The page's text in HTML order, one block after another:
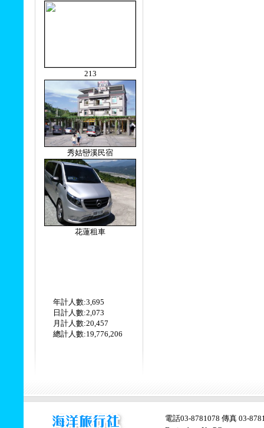
213
秀姑巒溪民宿
花蓮租車
年計人數:3,695
日計人數:2,073
月計人數:20,457
總計人數:19,776,206
電話03-8781078 傳真 03-